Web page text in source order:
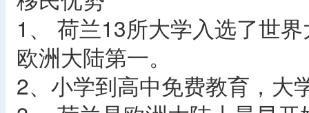
1、 荷兰13所大学入选了世
欧洲大陆第一。
2、小学到高中免费教育，大